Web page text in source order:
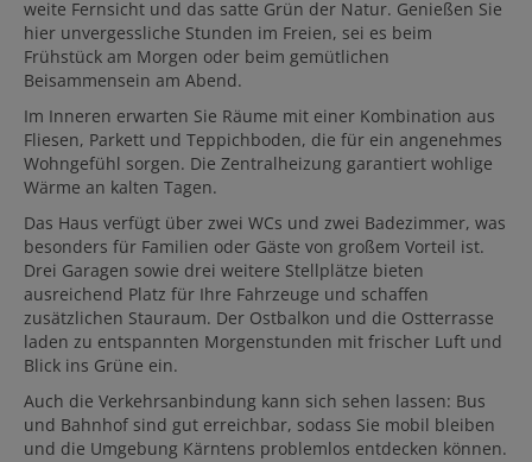
weite Fernsicht und das satte Grün der Natur. Genießen Sie
hier unvergessliche Stunden im Freien, sei es beim
Frühstück am Morgen oder beim gemütlichen
Beisammensein am Abend.
Im Inneren erwarten Sie Räume mit einer Kombination aus
Fliesen, Parkett und Teppichboden, die für ein angenehmes
Wohngefühl sorgen. Die Zentralheizung garantiert wohlige
Wärme an kalten Tagen.
Das Haus verfügt über zwei WCs und zwei Badezimmer, was
besonders für Familien oder Gäste von großem Vorteil ist.
Drei Garagen sowie drei weitere Stellplätze bieten
ausreichend Platz für Ihre Fahrzeuge und schaffen
zusätzlichen Stauraum. Der Ostbalkon und die Ostterrasse
laden zu entspannten Morgenstunden mit frischer Luft und
Blick ins Grüne ein.
Auch die Verkehrsanbindung kann sich sehen lassen: Bus
und Bahnhof sind gut erreichbar, sodass Sie mobil bleiben
und die Umgebung Kärntens problemlos entdecken können.